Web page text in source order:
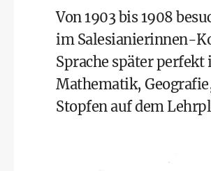
Von 1903 bis 1908
im Salesianierinnen-
Sprache später perfekt
Mathematik,
Stopfen auf dem